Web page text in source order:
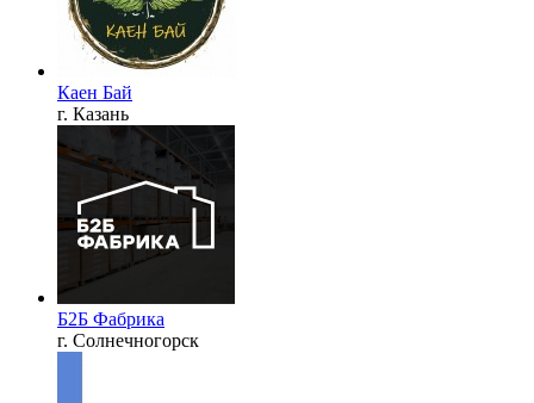
Каен Бай
г. Казань
Б2Б Фабрика
г. Солнечногорск